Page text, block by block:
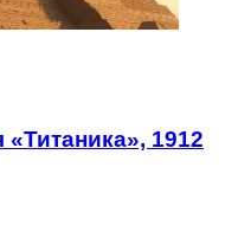
«Титаника», 1912